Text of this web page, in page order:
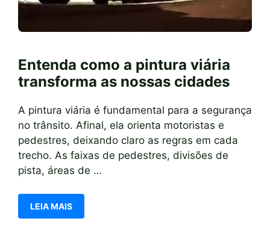
Entenda como a pintura viária
transforma as nossas cidades
A pintura viária é fundamental para a segurança
no trânsito. Afinal, ela orienta motoristas e
pedestres, deixando claro as regras em cada
trecho. As faixas de pedestres, divisões de
pista, áreas de …
LEIA MAIS